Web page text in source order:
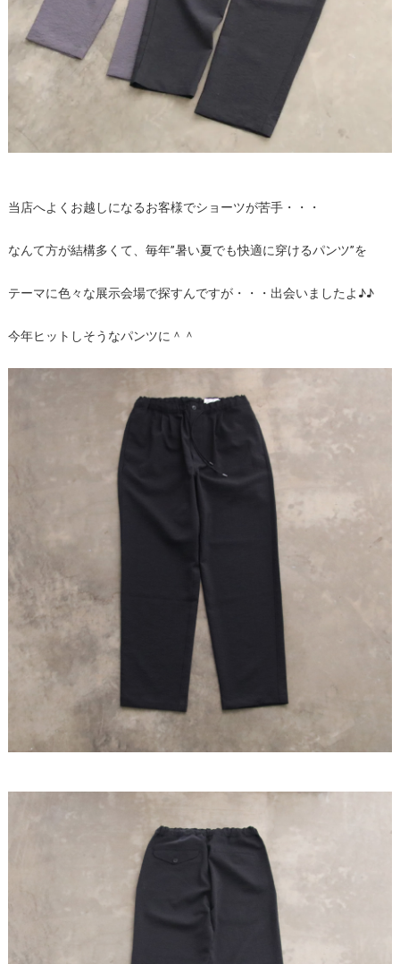
当店へよくお越しになるお客様でショーツが苦手・・・
なんて方が結構多くて、毎年”暑い夏でも快適に穿けるパンツ”を
テーマに色々な展示会場で探すんですが・・・出会いましたよ♪♪
今年ヒットしそうなパンツに＾＾